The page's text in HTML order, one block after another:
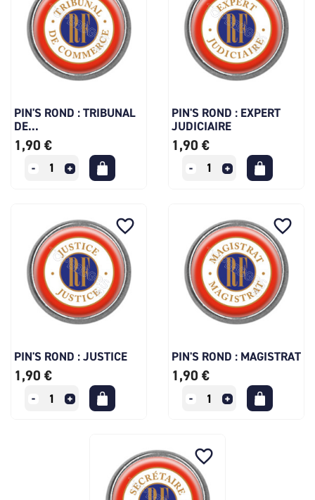
PIN'S ROND : TRIBUNAL
DE...
1,90 €
PIN'S ROND : EXPERT
JUDICIAIRE
1,90 €
PIN'S ROND : JUSTICE
1,90 €
favorite_border
PIN'S ROND : MAGISTRAT
1,90 €
favorite_border
favorite_border